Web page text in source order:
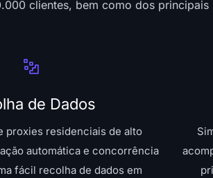
clientes, bem como dos
de Dados
proxies residenciais de alto
automática e concorrência
fácil recolha de dados em